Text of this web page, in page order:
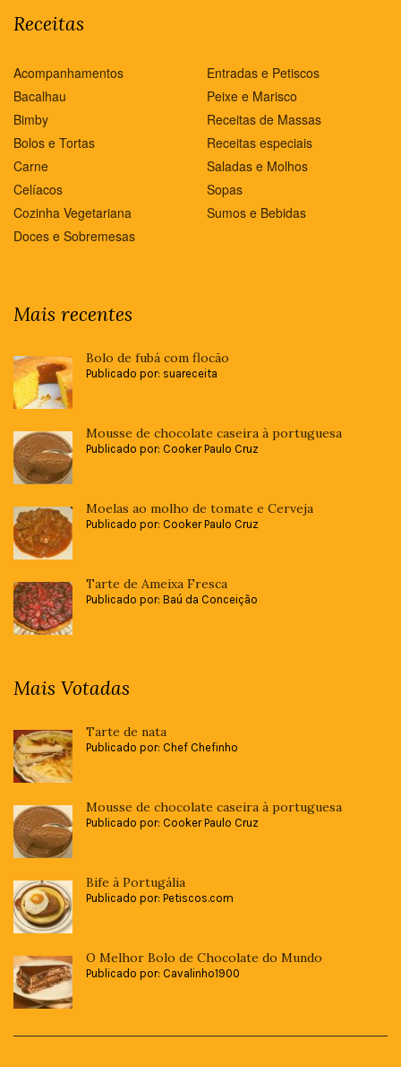
Receitas
Acompanhamentos
Bacalhau
Bimby
Bolos e Tortas
Carne
Celíacos
Cozinha Vegetariana
Doces e Sobremesas
Entradas e Petiscos
Peixe e Marisco
Receitas de Massas
Receitas especiais
Saladas e Molhos
Sopas
Sumos e Bebidas
Mais recentes
Bolo de fubá com flocão
Publicado por: suareceita
Mousse de chocolate caseira à portuguesa
Publicado por: Cooker Paulo Cruz
Moelas ao molho de tomate e Cerveja
Publicado por: Cooker Paulo Cruz
Tarte de Ameixa Fresca
Publicado por: Baú da Conceição
Mais Votadas
Tarte de nata
Publicado por: Chef Chefinho
Mousse de chocolate caseira à portuguesa
Publicado por: Cooker Paulo Cruz
Bife à Portugália
Publicado por: Petiscos.com
O Melhor Bolo de Chocolate do Mundo
Publicado por: Cavalinho1900